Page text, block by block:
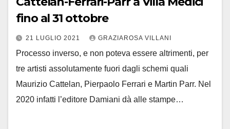
fino al 31 ottobre
21 LUGLIO 2021 GRAZIAROSA VILLANI
Processo inverso, e non poteva essere altrimenti, per
tre artisti assolutamente fuori dagli schemi quali
Maurizio Cattelan, Pierpaolo Ferrari e Martin Parr. Nel
2020 infatti l’editore Damiani dà alle stampe…